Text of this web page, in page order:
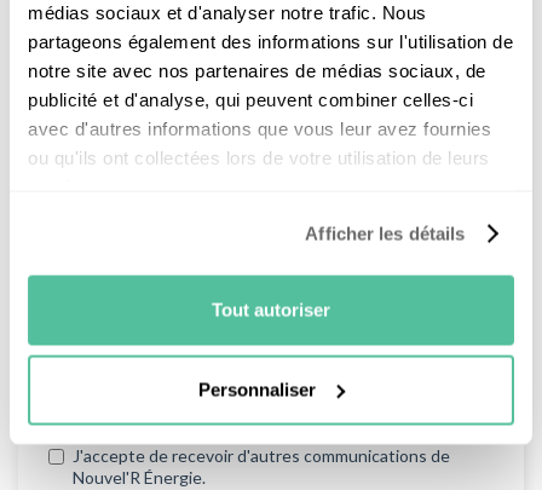
médias sociaux et d'analyser notre trafic. Nous
partageons également des informations sur l'utilisation de
notre site avec nos partenaires de médias sociaux, de
publicité et d'analyse, qui peuvent combiner celles-ci
avec d'autres informations que vous leur avez fournies
ou qu'ils ont collectées lors de votre utilisation de leurs
Afficher les détails
Tout autoriser
Personnaliser